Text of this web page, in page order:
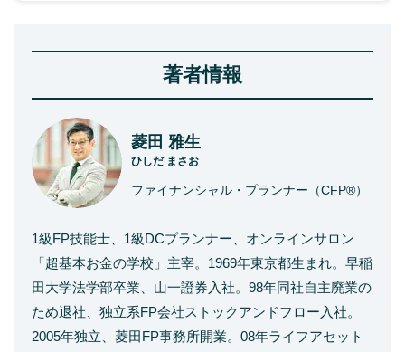
著者情報
菱田 雅生
ひしだ まさお
ファイナンシャル・プランナー（CFP®）
1級FP技能士、1級DCプランナー、オンラインサロン
「超基本お金の学校」主宰。1969年東京都生まれ。早稲
田大学法学部卒業、山一證券入社。98年同社自主廃業の
ため退社、独立系FP会社ストックアンドフロー入社。
2005年独立、菱田FP事務所開業。08年ライフアセット